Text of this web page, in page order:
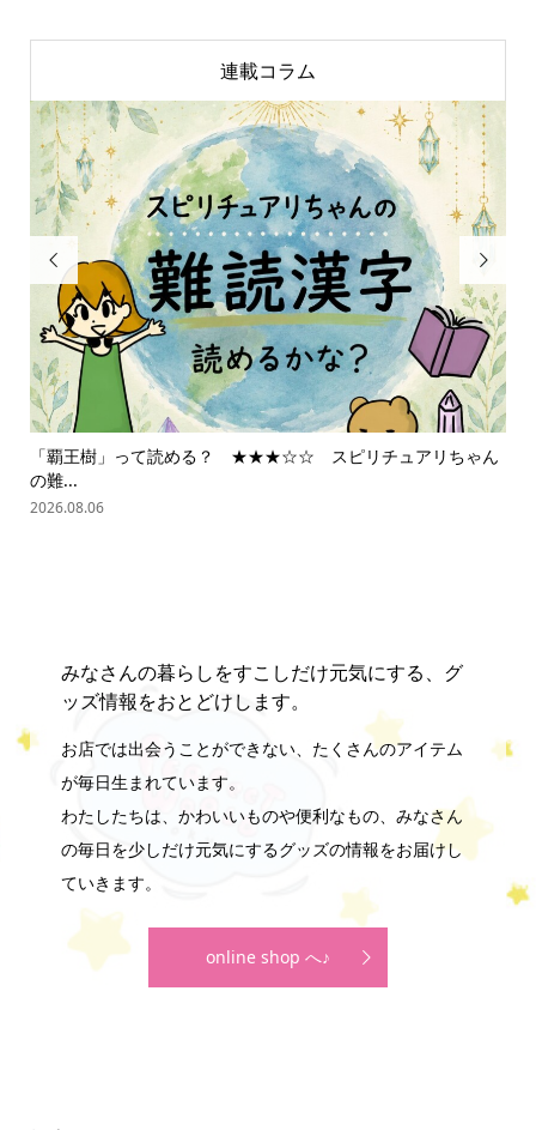
連載コラム

「覇王樹」って読める？ ★★★☆☆ スピリチュアリちゃん
の難...
2026.08.06

みなさんの暮らしをすこしだけ元気にする、グ
ッズ情報をおとどけします。
お店では出会うことができない、たくさんのアイテム
が毎日生まれています。
わたしたちは、かわいいものや便利なもの、みなさん
の毎日を少しだけ元気にするグッズの情報をお届けし
ていきます。
online shop へ♪